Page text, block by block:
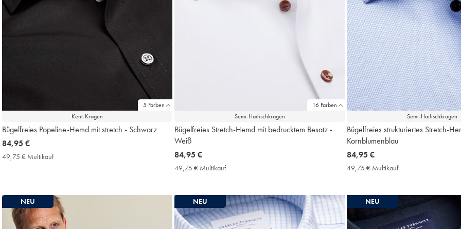
5 Farben
Kent-Kragen
Bügelfreies Popeline-Hemd mit stretch - Schwarz
now
84,95
84,95 €
49,75 € Multikauf49,75
16 Farben
Semi-Haifischkragen
Bügelfreies Stretch-Hemd mit bedrucktem Besatz -
Weiß
now
84,95
84,95 €
49,75 € Multikauf49,75
Price
Semi-Haifischkragen
Bügelfreies strukturiertes Stretch-
Kornblumenblau
now
84,95
84,95 €
49,75 € Multikauf49,75
Price
NEU NEU NEU